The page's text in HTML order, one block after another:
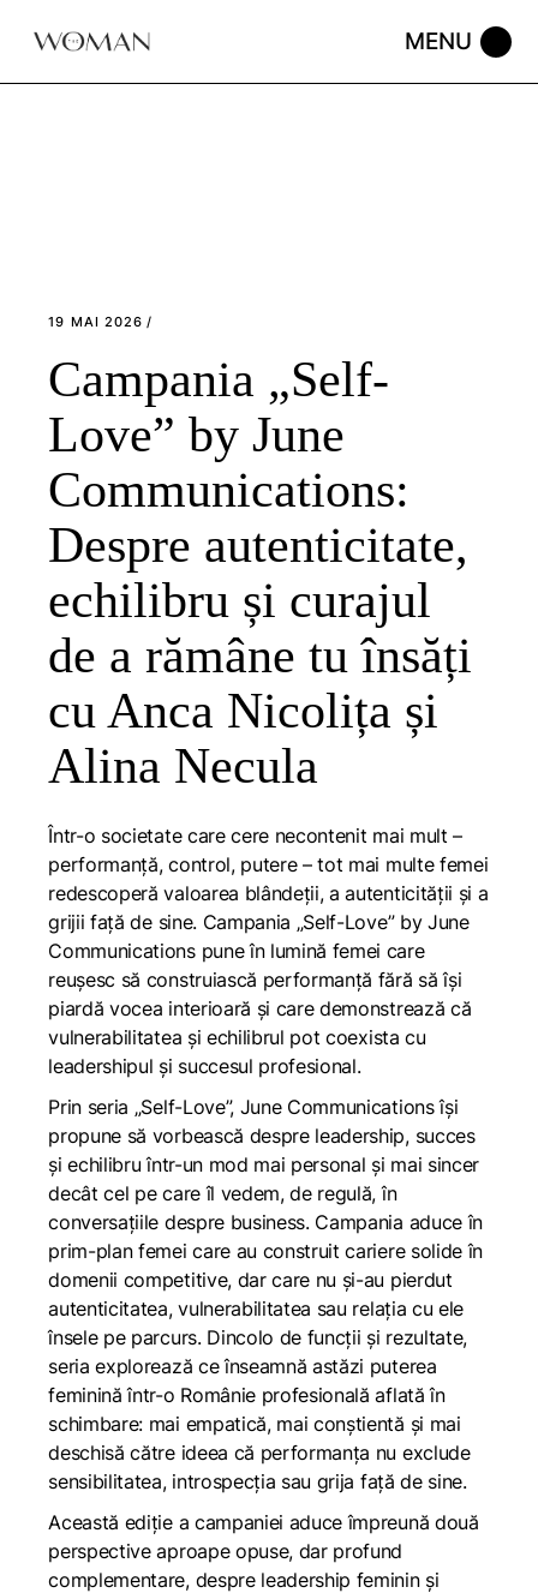
19 MAI 2026
Campania „Self-
Love” by June
Communications:
Despre autenticitate,
echilibru și curajul
de a rămâne tu însăți
cu Anca Nicolița și
Alina Necula
Într-o societate care cere necontenit mai mult –
performanță, control, putere – tot mai multe femei
redescoperă valoarea blândeții, a autenticității și a
grijii față de sine. Campania „Self-Love” by June
Communications pune în lumină femei care
reușesc să construiască performanță fără să își
piardă vocea interioară și care demonstrează că
vulnerabilitatea și echilibrul pot coexista cu
leadershipul și succesul profesional.
Prin seria „Self-Love”, June Communications își
propune să vorbească despre leadership, succes
și echilibru într-un mod mai personal și mai sincer
decât cel pe care îl vedem, de regulă, în
conversațiile despre business. Campania aduce în
prim-plan femei care au construit cariere solide în
domenii competitive, dar care nu și-au pierdut
autenticitatea, vulnerabilitatea sau relația cu ele
însele pe parcurs. Dincolo de funcții și rezultate,
seria explorează ce înseamnă astăzi puterea
feminină într-o Românie profesională aflată în
schimbare: mai empatică, mai conștientă și mai
deschisă către ideea că performanța nu exclude
sensibilitatea, introspecția sau grija față de sine.
Această ediție a campaniei aduce împreună două
perspective aproape opuse, dar profund
complementare, despre leadership feminin și